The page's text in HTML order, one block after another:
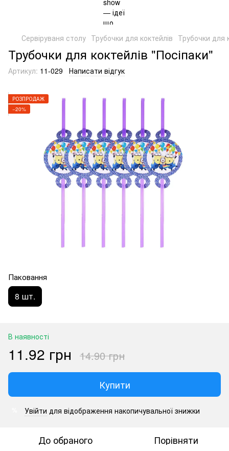
Сервіруваня столу Трубочки для коктейлів Трубочки для
Трубочки для коктейлів "Посіпаки"
Артикул: 11-029 Написати відгук
РОЗПРОДАЖ
−20%
Паковання
8 шт.
В наявності
11.92 грн 14.90 грн
Купити
Увійти для відображення накопичувальної знижки
До обраного Порівняти